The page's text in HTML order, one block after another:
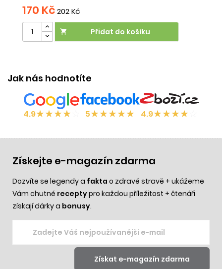
170 Kč202 Kč
 Přidat do košíku
Jak nás hodnotíte
4.9★★★★ 5★★★★★ 4.9★★★★
Získejte e-magazín zdarma
Dozvíte se legendy a fakta o zdravé stravě + ukážeme
Vám chutné receptypro každou příležitost + čtenáři
získají dárky a bonusy.